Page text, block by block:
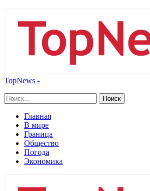
TopNews -
Главная
В мире
Граница
Общество
Погода
Экономика